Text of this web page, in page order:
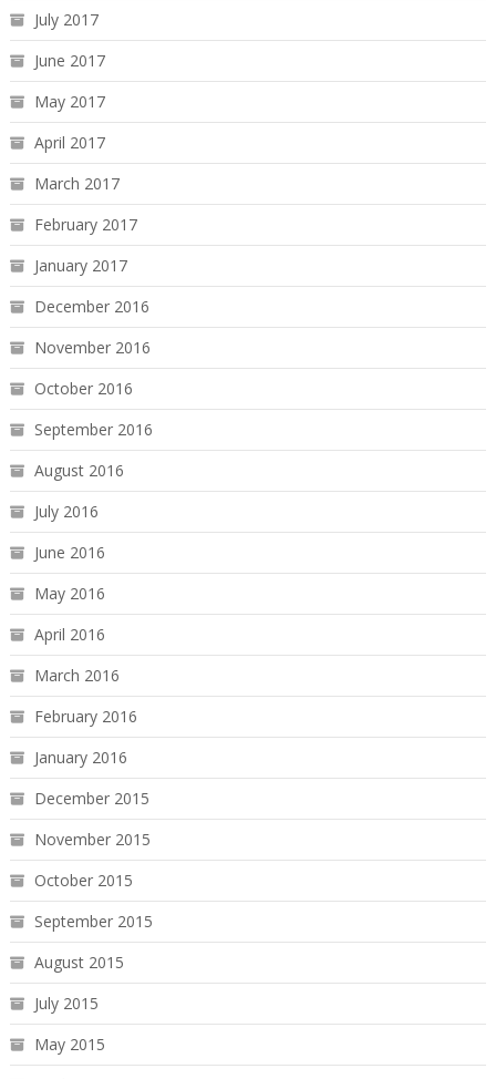
July 2017
June 2017
May 2017
April 2017
March 2017
February 2017
January 2017
December 2016
November 2016
October 2016
September 2016
August 2016
July 2016
June 2016
May 2016
April 2016
March 2016
February 2016
January 2016
December 2015
November 2015
October 2015
September 2015
August 2015
July 2015
May 2015